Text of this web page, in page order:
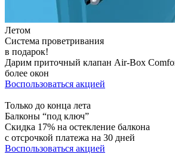
Летом
Система проветривания
в подарок!
Дарим приточный клапан Air-Box
более окон
Воспользоваться акцией
Только до конца лета
Балконы “под ключ”
Скидка 17% на остекление балкона
с отсрочкой платежа на 30 дней
Воспользоваться акцией